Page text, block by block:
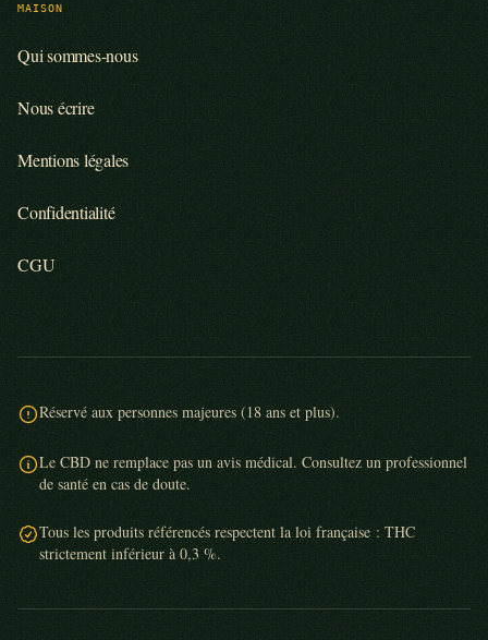
MAISON
Qui sommes-nous
Nous écrire
Mentions légales
Confidentialité
CGU
Réservé aux personnes majeures (18 ans et plus).
Le CBD ne remplace pas un avis médical. Consultez un professionnel
de santé en cas de doute.
Tous les produits référencés respectent la loi française : THC
strictement inférieur à 0,3 %.